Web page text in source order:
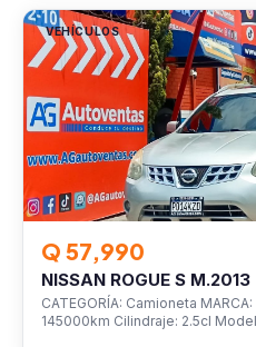
VEHÍCULOS
Q 57,990
NISSAN ROGUE S M.2013
CATEGORÍA: Camioneta
145000km Cilindraje: 2.5cl